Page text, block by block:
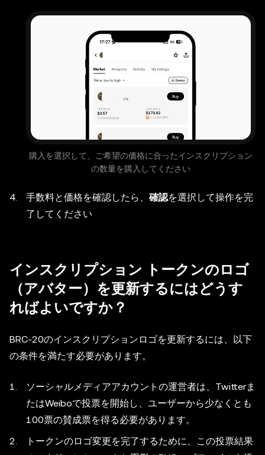
購入を選択して、ご希望の価格に合ったインスクリプション
の数量を購入してください
手数料と価格を確認したら、 確認を選択して操作を完
了してください
インスクリプション トークンのロゴ
（アバター）を更新するにはどうす
ればよいですか？
BRC-20のインスクリプションロゴを更新するには、以下
の条件を満たす必要があります。
ソーシャルメディアアカウントの運営者は、Twitterま
たはWeiboで投票を開始し、ユーザーから少なくとも
100票の賛成票を得る必要があります。
トークンのロゴ変更を完了するために、この投票結果